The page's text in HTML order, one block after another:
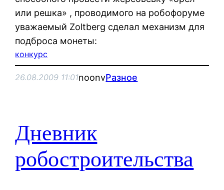
или решка» , проводимого на робофоруме
уважаемый Zoltberg сделал механизм для
подброса монеты:
конкурс
26.08.2009 11:01noonvРазное
Дневник
робостроительства